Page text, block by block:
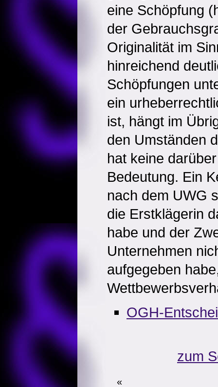
eine Schöpfung
der
Originalität im
hinreichend
Schöpfungen
ein
ist, hängt im
den Umständen
hat keine
Bedeutung. Ein
nach dem UWG
die Erstklägerin
habe und der
Unternehmen
aufgegeben
OGH-
zum
«